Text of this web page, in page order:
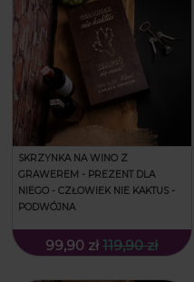
SKRZYNKA NA WINO Z
GRAWEREM - PREZENT DLA
NIEGO - CZŁOWIEK NIE KAKTUS -
PODWÓJNA
99,90 zł 119,90 zł